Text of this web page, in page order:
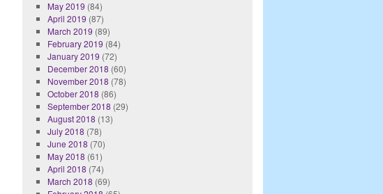
May 2019 (84)
April 2019 (87)
March 2019 (89)
February 2019 (84)
January 2019 (72)
December 2018 (60)
November 2018 (78)
October 2018 (86)
September 2018 (29)
August 2018 (13)
July 2018 (78)
June 2018 (70)
May 2018 (61)
April 2018 (74)
March 2018 (69)